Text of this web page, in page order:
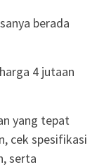
berada
4 jutaan
yang tepat
cek spesifikasi
serta